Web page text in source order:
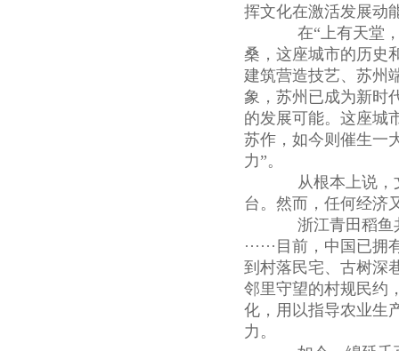
挥文化在激活发展动
在“上有天堂，
桑，这座城市的历史
建筑营造技艺、苏州
象，苏州已成为新时
的发展可能。这座城
苏作，如今则催生一
力”。
从根本上说，文
台。然而，任何经济
浙江青田稻鱼共
······目前，中国已
到村落民宅、古树深
邻里守望的村规民约
化，用以指导农业生
力。